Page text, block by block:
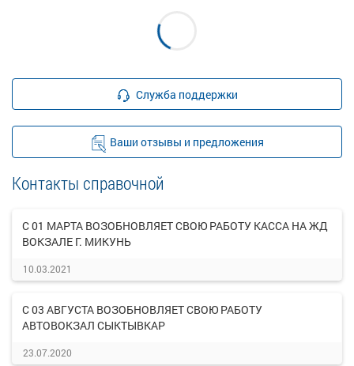
Служба поддержки
Ваши отзывы и предложения
Контакты справочной
С 01 МАРТА ВОЗОБНОВЛЯЕТ СВОЮ РАБОТУ КАССА НА ЖД
ВОКЗАЛЕ Г. МИКУНЬ
10.03.2021
С 03 АВГУСТА ВОЗОБНОВЛЯЕТ СВОЮ РАБОТУ
АВТОВОКЗАЛ СЫКТЫВКАР
23.07.2020